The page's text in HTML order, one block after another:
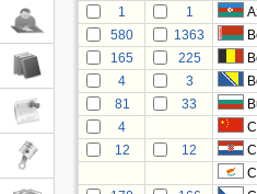
1
1
580
1363
165
225
4
3
81
33
4
12
12